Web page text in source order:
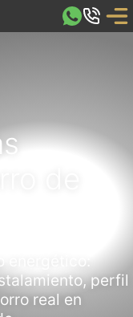
de
perfil
real en